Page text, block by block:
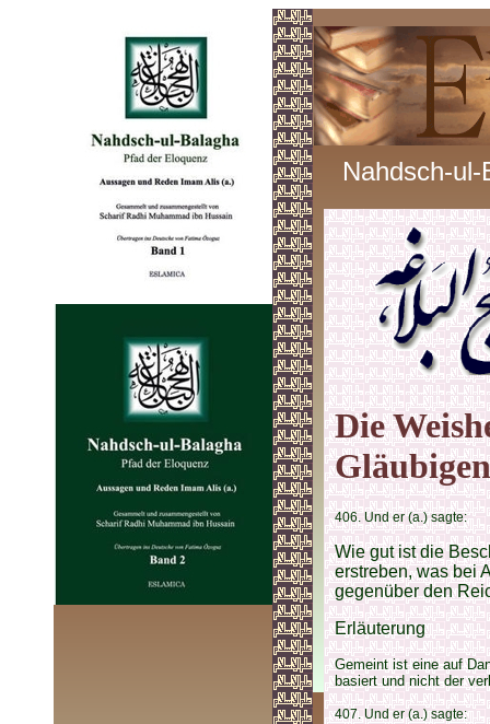
Nahdsch-ul-
Die
406. Und er (a.) sagte:
Wie gut ist die
erstreben, was bei
gegenüber den
Erläuterung
Gemeint ist eine auf
basiert und nicht der
407. Und er (a.) sagte: